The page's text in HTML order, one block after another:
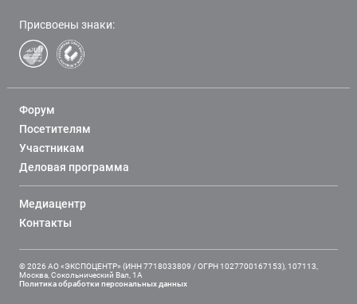
Присвоены знаки:
Форум
Посетителям
Участникам
Деловая программа
Медиацентр
Контакты
© 2026 АО «ЭКСПОЦЕНТР» (ИНН 7718033809 / ОГРН 1027700167153), 107113,
Москва, Сокольнический Вал, 1А
Политика обработки персональных данных